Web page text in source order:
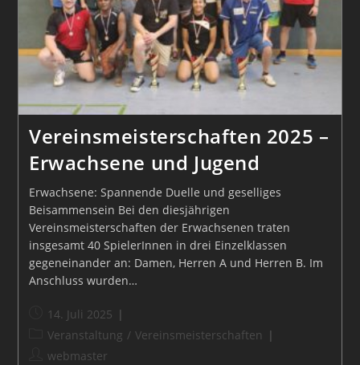
Vereinsmeisterschaften 2025 –
Erwachsene und Jugend
Erwachsene: Spannende Duelle und geselliges
Beisammensein Bei den diesjährigen
Vereinsmeisterschaften der Erwachsenen traten
insgesamt 40 SpielerInnen in drei Einzelklassen
gegeneinander an: Damen, Herren A und Herren B. Im
Anschluss wurden…
Beitrag
veröffentlicht:
14. Juli 2025
Beitrags-
Kategorie:
Veranstaltung / Vereinsmeisterschaften
Beitrags-
webmaster